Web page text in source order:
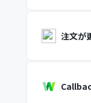
注文が